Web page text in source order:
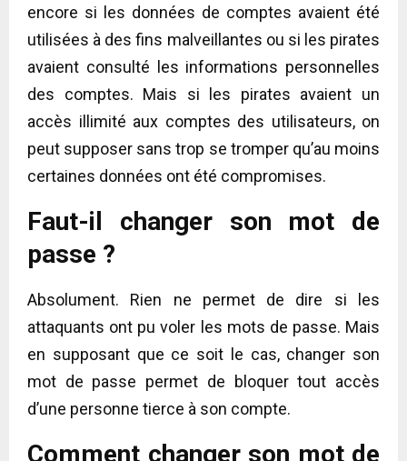
encore si les données de comptes avaient été
utilisées à des fins malveillantes ou si les pirates
avaient consulté les informations personnelles
des comptes. Mais si les pirates avaient un
accès illimité aux comptes des utilisateurs, on
peut supposer sans trop se tromper qu’au moins
certaines données ont été compromises.
Faut-il changer son mot de
passe ?
Absolument. Rien ne permet de dire si les
attaquants ont pu voler les mots de passe. Mais
en supposant que ce soit le cas, changer son
mot de passe permet de bloquer tout accès
d’une personne tierce à son compte.
Comment changer son mot de